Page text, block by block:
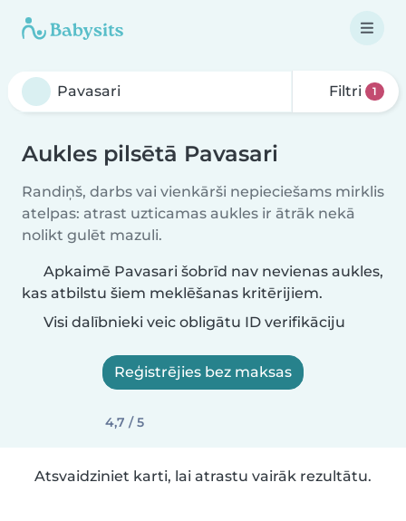
Filtri 1
Aukles pilsētā Pavasari
Randiņš, darbs vai vienkārši nepieciešams mirklis
atelpas: atrast uzticamas aukles ir ātrāk nekā
nolikt gulēt mazuli.
Apkaimē Pavasari šobrīd nav nevienas aukles,
kas atbilstu šiem meklēšanas kritērijiem.
Visi dalībnieki veic obligātu ID verifikāciju
Reģistrējies bez maksas
4,7 / 5
Atsvaidziniet karti, lai atrastu vairāk rezultātu.